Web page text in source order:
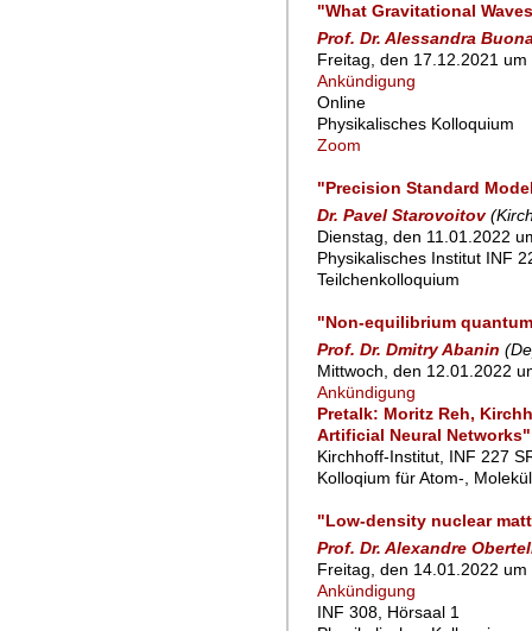
"What Gravitational
Prof. Dr. Alessandra
Freitag, den 17.12.2021
Ankündigung
Online
Physikalisches Kolloquium
Zoom
"Precision Standard
Dr. Pavel Starovoitov
Dienstag, den 11.01.2022
Physikalisches Institut INF
Teilchenkolloquium
"Non-equilibrium
Prof. Dr. Dmitry Abanin
Mittwoch, den 12.01.2022
Ankündigung
Pretalk: Moritz Reh,
Artificial Neural Networks"
Kirchhoff-Institut, INF 227
Kolloqium für Atom-,
"Low-density nuclear
Prof. Dr. Alexandre
Freitag, den 14.01.2022
Ankündigung
INF 308, Hörsaal 1